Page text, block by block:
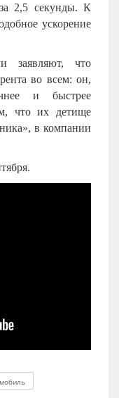
2,5 секунды. К
ускорение
заявляют, что
во всем: он,
и быстрее
что их детище
в компании